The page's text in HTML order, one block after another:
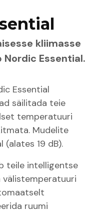
kliimasse
Essential.
Essential
säilitada teie
temperatuuri
Mudelite
(alates 19 dB).
teile intelligentse
välistemperatuuri
ruumi